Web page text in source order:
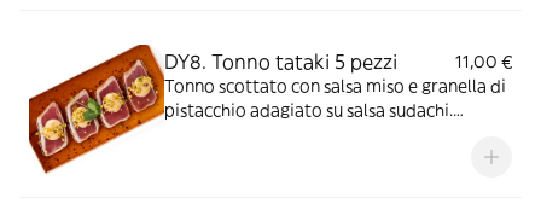
DY8. Tonno tataki 5 pezzi
11,00 €
Tonno scottato con salsa miso e granella di
pistacchio adagiato su salsa sudachi.